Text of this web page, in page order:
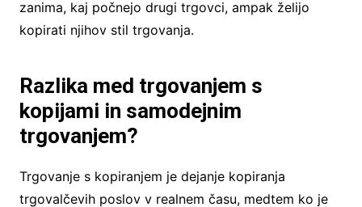
zanima, kaj počnejo drugi trgovci, ampak želijo
kopirati njihov stil trgovanja.
Razlika med trgovanjem s
kopijami in samodejnim
trgovanjem?
Trgovanje s kopiranjem je dejanje kopiranja
trgovalčevih poslov v realnem času, medtem ko je